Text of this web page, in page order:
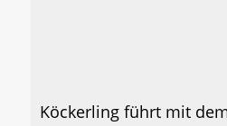
Köckerling führt mit